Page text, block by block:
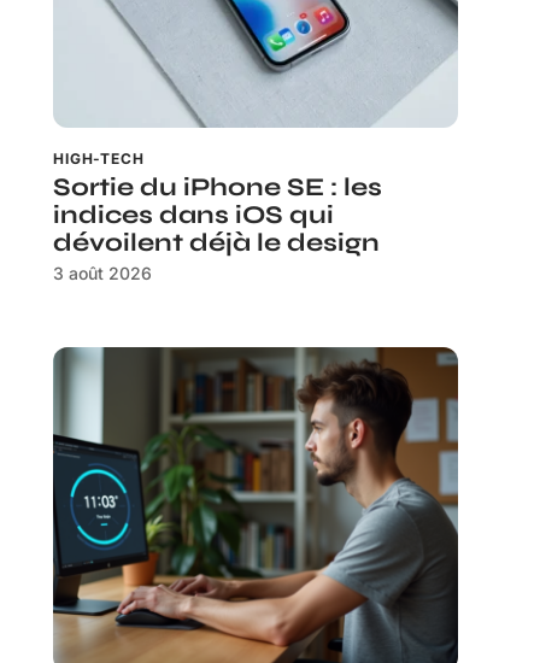
HIGH-TECH
Sortie du iPhone SE : les
indices dans iOS qui
dévoilent déjà le design
3 août 2026